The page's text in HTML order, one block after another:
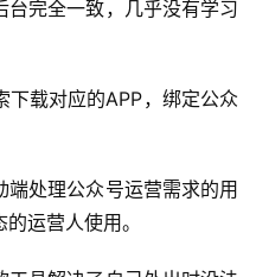
表示，使用这款工具之后
众号运营工具，定位为随